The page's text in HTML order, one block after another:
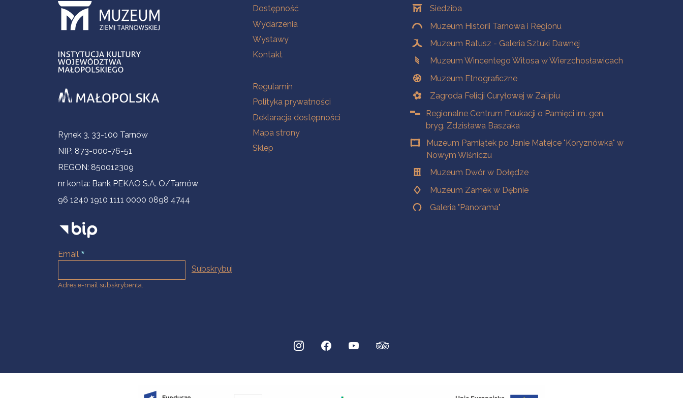
Informacje kontaktowe
Rynek 3, 33-100 Tarnów
NIP: 873-000-76-51
REGON: 850012309
nr konta: Bank PEKAO S.A. O/Tarnów
96 1240 1910 1111 0000 0898 4744
Email
Adres e-mail subskrybenta.
Na skróty
Dostępność
Wydarzenia
Wystawy
Kontakt
Na skróty
Regulamin
Polityka prywatności
Deklaracja dostępności
Mapa strony
Sklep
OddziałySiedziba
Muzeum Historii Tarnowa i Regionu
Muzeum Ratusz - Galeria Sztuki Dawnej
Muzeum Wincentego Witosa w Wierzchosławicach
Muzeum Etnograficzne
Zagroda Felicji Curyłowej w Zalipiu
Regionalne Centrum Edukacji o Pamięci im. gen.
bryg. Zdzisława Baszaka
Muzeum Pamiątek po Janie Matejce "Koryznówka" w
Nowym Wiśniczu
Muzeum Dwór w Dołędze
Muzeum Zamek w Dębnie
Galeria "Panorama"